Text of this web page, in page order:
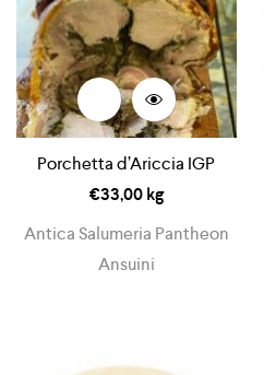
Porchetta d’Ariccia IGP
€33,00kg
Antica Salumeria Pantheon
Ansuini